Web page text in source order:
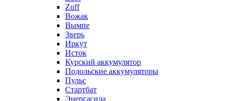
Zuff
Вожак
Вымпе
Зверь
Иркут
Исток
Курский аккумулятор
Подольские аккумуляторы
Пульс
Стартбат
Энергасила